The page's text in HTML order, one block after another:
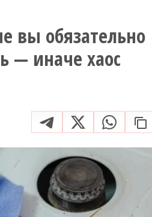
вы обязательно
— иначе хаос